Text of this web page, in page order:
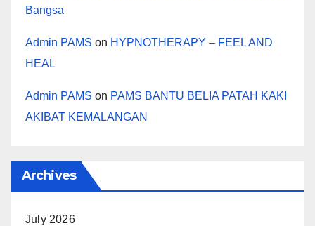
Bangsa
Admin PAMS on HYPNOTHERAPY – FEEL AND
HEAL
Admin PAMS on PAMS BANTU BELIA PATAH KAKI
AKIBAT KEMALANGAN
Archives
July 2026